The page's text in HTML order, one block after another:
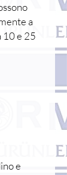
a
10 e 25
e